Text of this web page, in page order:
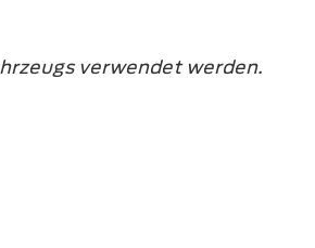
verwendet werden.